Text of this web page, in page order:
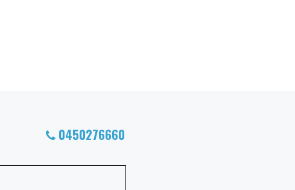
0450276660